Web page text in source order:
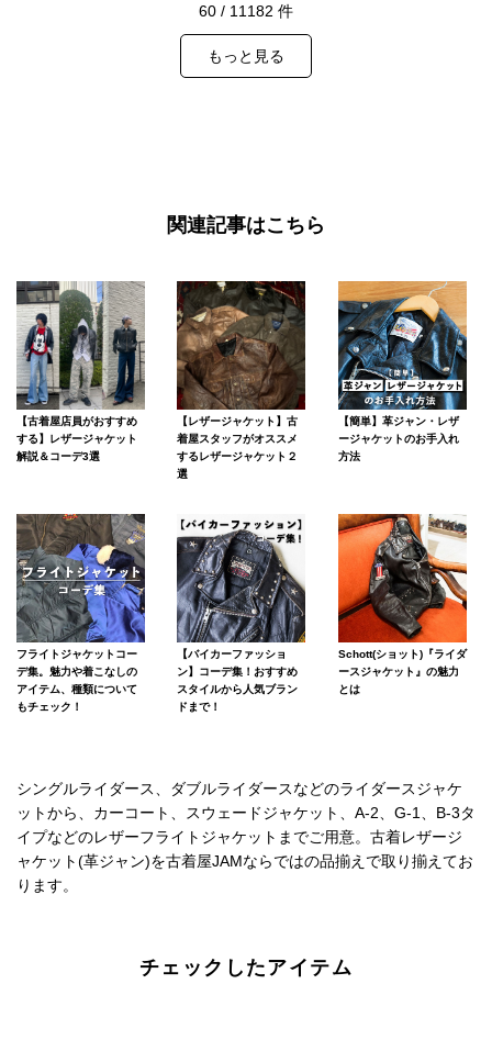
60 / 11182 件
もっと見る
関連記事はこちら
【古着屋店員がおすすめ
する】レザージャケット
解説＆コーデ3選
【レザージャケット】古
着屋スタッフがオススメ
するレザージャケット２
選
【簡単】革ジャン・レザ
ージャケットのお手入れ
方法
フライトジャケットコー
デ集。魅力や着こなしの
アイテム、種類について
もチェック！
【バイカーファッショ
ン】コーデ集！おすすめ
スタイルから人気ブラン
ドまで！
Schott(ショット)『ライダ
ースジャケット』の魅力
とは
シングルライダース、ダブルライダースなどのライダースジャケ
ットから、カーコート、スウェードジャケット、A-2、G-1、B-3タ
イプなどのレザーフライトジャケットまでご用意。古着レザージ
ャケット(革ジャン)を古着屋JAMならではの品揃えで取り揃えてお
ります。
チェックしたアイテム